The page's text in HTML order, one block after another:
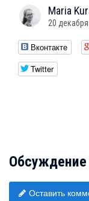
Maria
20
Вконтакте
Twitter
Обсуждение
Оставить